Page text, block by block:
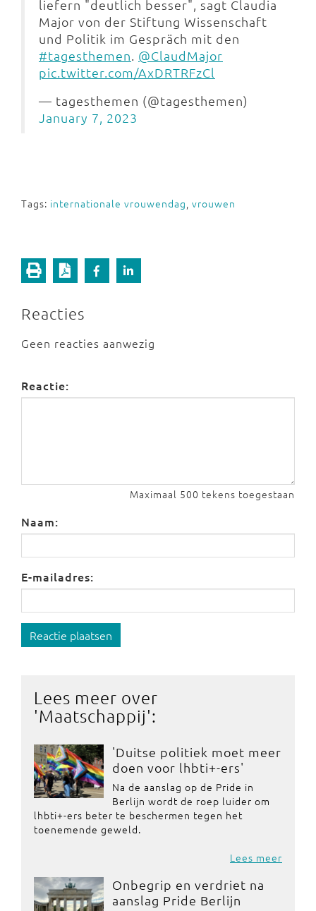
liefern "deutlich besser", sagt Claudia
Major von der Stiftung Wissenschaft
und Politik im Gespräch mit den
#tagesthemen. @ClaudMajor
pic.twitter.com/AxDRTRFzCl
— tagesthemen (@tagesthemen)
January 7, 2023
Tags: internationale vrouwendag vrouwen
Reacties
Geen reacties aanwezig
Reactie:
Maximaal 500 tekens toegestaan
Naam:
E-mailadres:
Reactie plaatsen
Lees meer over
'Maatschappij':
'Duitse politiek moet meer
doen voor lhbti+-ers'
Na de aanslag op de Pride in
Berlijn wordt de roep luider om
lhbti+-ers beter te beschermen tegen het
toenemende geweld.
Lees meer
Onbegrip en verdriet na
aanslag Pride Berlijn